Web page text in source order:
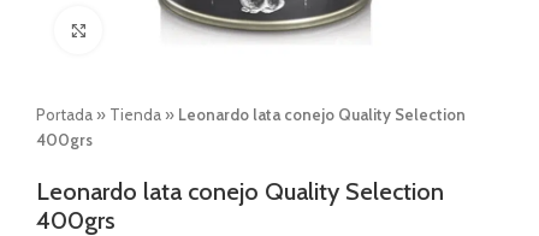
Click to enlarge
Portada » Tienda » Leonardo lata conejo Quality Selection
400grs
Leonardo lata conejo Quality Selection
400grs